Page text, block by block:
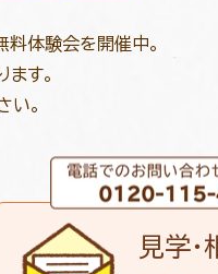
料体験会を開催中。
す。
い。
見学